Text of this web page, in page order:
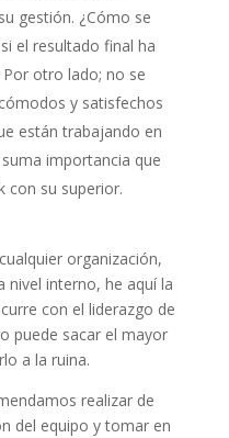
gestión. ¿Cómo se
el resultado final ha
otro lado; no se
y satisfechos
están trabajando en
importancia que
con su superior.
organización,
nivel interno, he aquí la
con el liderazgo de
puede sacar el mayor
a la ruina.
realizar de
del equipo y tomar en